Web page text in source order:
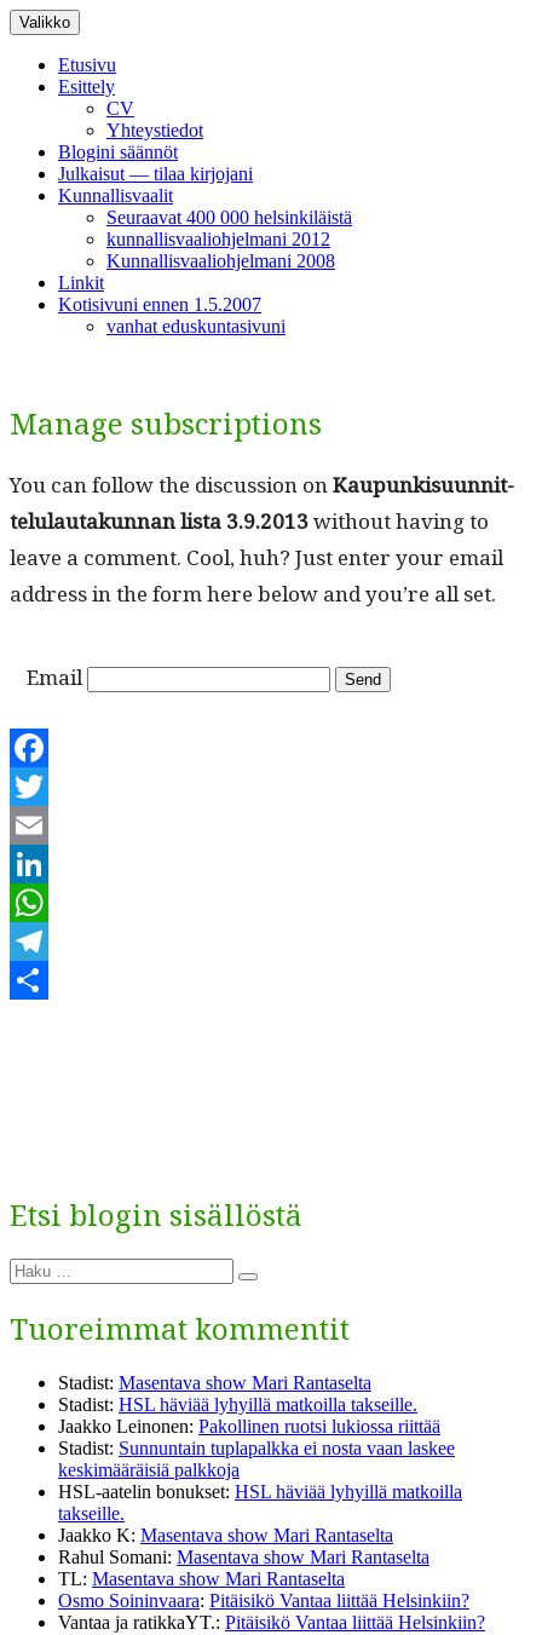
Siirry
sisältöön
Valikko
Etusivu
Esittely
CV
Yhteystiedot
Blogini säännöt
Julkaisut — tilaa kirjojani
Kunnallisvaalit
Seuraavat 400 000 helsinkiläistä
kunnallisvaaliohjelmani 2012
Kunnallisvaaliohjelmani 2008
Linkit
Kotisivuni ennen 1.5.2007
vanhat eduskuntasivuni
Manage subscriptions
You can fol­low the dis­cus­sion onKaupunkisu­un­nit­
telu­lau­takun­nan lista 3.9.2013with­out hav­ing to
leave a com­ment. Cool, huh? Just enter your email
address in the form here below and you’re all set.
Email
Facebook
Twitter
Email
LinkedIn
WhatsApp
Telegram
Etsi blogin sisällöstä
Etsi:
Haku
Tuoreimmat kommentit
Stadist: Masentava show Mari Rantaselta
Stadist: HSL häviää lyhyillä matkoilla takseille.
Jaakko Leinonen: Pakollinen ruotsi lukiossa riittää
Stadist: Sunnuntain tuplapalkka ei nosta vaan laskee
keskimääräisiä palkkoja
HSL-aatelin bonukset: HSL häviää lyhyillä matkoilla
takseille.
Jaakko K: Masentava show Mari Rantaselta
Rahul Somani: Masentava show Mari Rantaselta
TL: Masentava show Mari Rantaselta
Osmo Soininvaara: Pitäisikö Vantaa liittää Helsinkiin?
Vantaa ja ratikkaYT.: Pitäisikö Vantaa liittää Helsinkiin?